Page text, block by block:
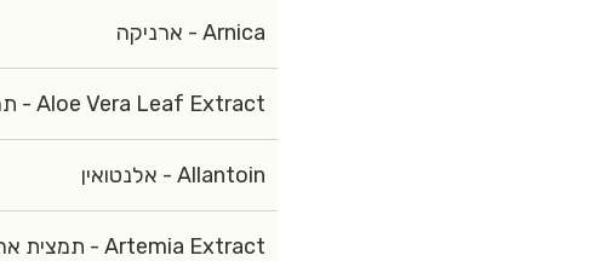
Arnica - ארניקה
Aloe Vera Leaf Extract - תמצית עלי אלוורה (אורגנית)
Allantoin - אלנטואין
Artemia Extract - תמצית ארטמיה